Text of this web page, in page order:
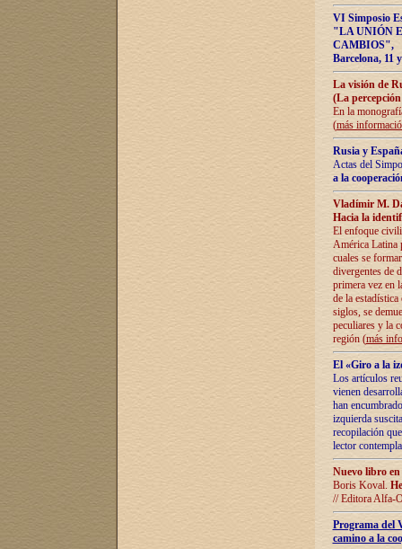
VI Simposio
"LA UNIÓN
CAMBIOS",
Barcelona, 11
La visión de
(La
En la
(más
Rusia y
Actas del
a la
Vladímir M.
Hacia la
El enfoque
América Latina
cuales se
divergentes de
primera vez en
de la
siglos, se
peculiares y la
región (más
El «Giro a la
Los artículos
vienen
han
izquierda
recopilación
lector
Nuevo libro
Boris Koval.
// Editora Alfa-
Programa del
camino a la